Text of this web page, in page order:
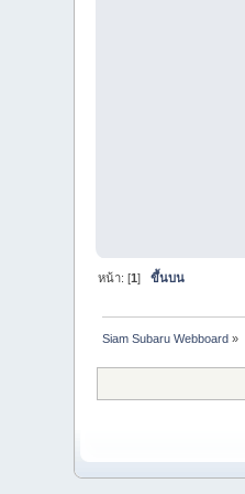
หน้า: [1]ขึ้นบน
Siam Subaru Webboard »